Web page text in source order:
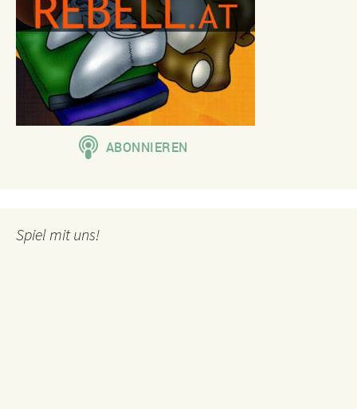
Spiel mit uns!